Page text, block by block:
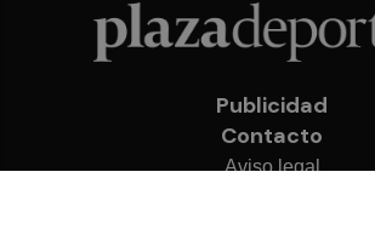
Publicidad
Contacto
Aviso legal